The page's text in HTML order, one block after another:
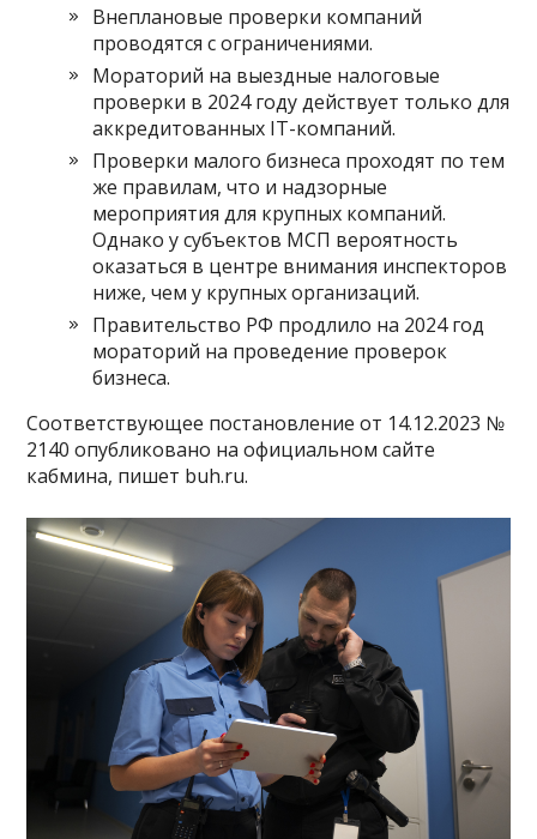
Внеплановые проверки компаний
проводятся с ограничениями.
Мораторий на выездные налоговые
проверки в 2024 году действует только для
аккредитованных IT-компаний.
Проверки малого бизнеса проходят по тем
же правилам, что и надзорные
мероприятия для крупных компаний.
Однако у субъектов МСП вероятность
оказаться в центре внимания инспекторов
ниже, чем у крупных организаций.
Правительство РФ продлило на 2024 год
мораторий на проведение проверок
бизнеса.
Соответствующее постановление от 14.12.2023 №
2140 опубликовано на официальном сайте
кабмина, пишет buh.ru.